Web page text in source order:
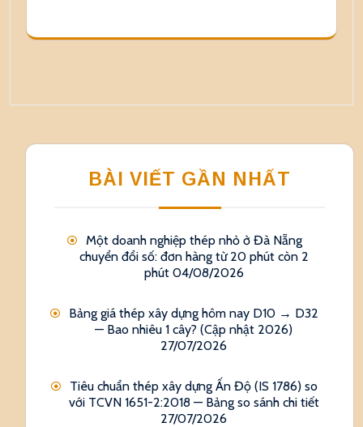
BÀI VIẾT GẦN NHẤT
Một doanh nghiệp thép nhỏ ở Đà Nẵng
chuyển đổi số: đơn hàng từ 20 phút còn 2
phút 04/08/2026
Bảng giá thép xây dựng hôm nay D10 → D32
— Bao nhiêu 1 cây? (Cập nhật 2026)
27/07/2026
Tiêu chuẩn thép xây dựng Ấn Độ (IS 1786) so
với TCVN 1651-2:2018 — Bảng so sánh chi tiết
27/07/2026